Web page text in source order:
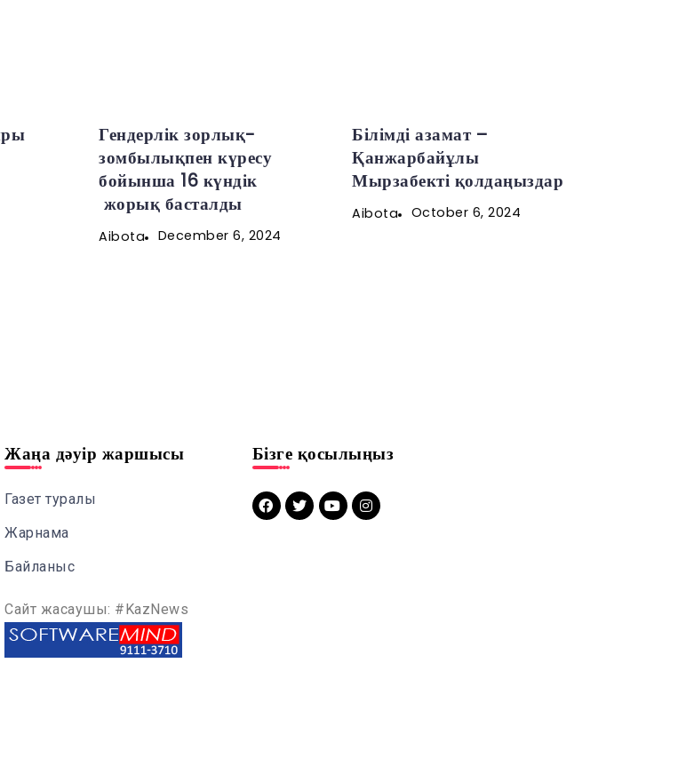
Гендерлік зорлық-
зомбылықпен күресу
бойынша 16 күндік
жорық басталды
Aibota December 6, 2024
Білімді азамат –
Қанжарбайұлы
Мырзабекті қолдаңыздар
Aibota October 6, 2024
Жаңа дәуір жаршысы
Газет туралы
Жарнама
Байланыс
Сайт жасаушы: #KazNews
Бізге қосылыңыз